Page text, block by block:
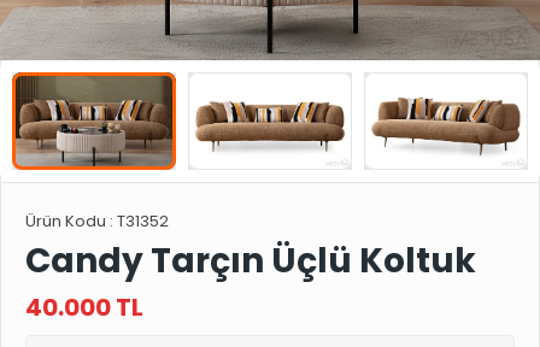
Ürün Kodu : T31352
Candy Tarçın Üçlü Koltuk
40.000TL